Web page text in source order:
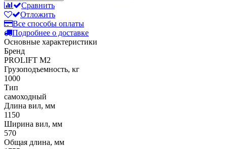
Сравнить
Отложить
Все способы оплаты
Подробнее о доставке
Основные характеристики
Бренд
PROLIFT M2
Грузоподъемность, кг
1000
Тип
самоходный
Длина вил, мм
1150
Ширина вил, мм
570
Общая длина, мм